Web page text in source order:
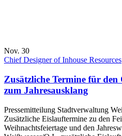
Nov. 30
Chief Designer of Inhouse Resources
Zusätzliche Termine für
zum Jahresausklang
Pressemitteilung Stadtverwaltung
Zusätzliche Eislauftermine zu den
Weihnachtsfeiertage und den